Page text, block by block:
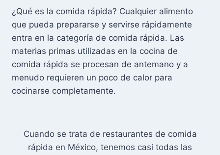
¿Qué es la comida rápida? Cualquier alimento
que pueda prepararse y servirse rápidamente
entra en la categoría de comida rápida. Las
materias primas utilizadas en la cocina de
comida rápida se procesan de antemano y a
menudo requieren un poco de calor para
cocinarse completamente.
Cuando se trata de restaurantes de comida
rápida en México, tenemos casi todas las